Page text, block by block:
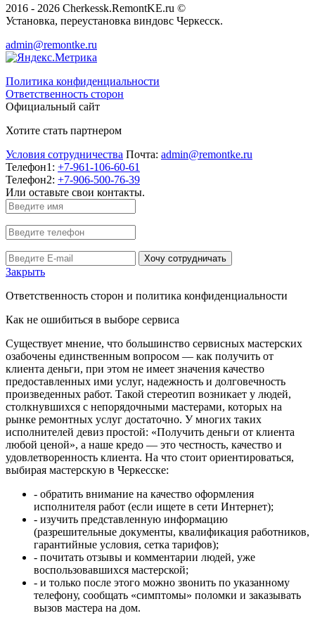
2016 - 2026 Cherkessk.RemontKE.ru ©
Установка, переустановка виндовс Черкесск.
admin@remontke.ru
Политика конфиденциальности
Ответственность сторон
Официальный сайт
Хотите стать партнером
Условия сотрудничества Почта: admin@remontke.ru
Телефон1: +7-961-106-60-61
Телефон2: +7-906-500-76-39
Или оставьте свои контакты.
Хочу сотрудничать
Закрыть
Ответственность сторон и политика конфиденциальности
Как не ошибиться в выборе сервиса
Существует мнение, что большинство сервисных мастерских
озабочены единственным вопросом — как получить от
клиента деньги, при этом не имеет значения качество
предоставленных ими услуг, надежность и долговечность
произведенных работ. Такой стереотип возникает у людей,
столкнувшихся с непорядочными мастерами, которых на
рынке ремонтных услуг достаточно. У многих таких
исполнителей девиз простой: «Получить деньги от клиента
любой ценой», а наше кредо — это честность, качество и
удовлетворенность клиента. На что стоит ориентироваться,
выбирая мастерскую в Черкесске:
- обратить внимание на качество оформления
исполнителя работ (если ищете в сети Интернет);
- изучить представленную информацию
(разрешительные документы, квалификация работников,
гарантийные условия, сетка тарифов);
- почитать отзывы и комментарии людей, уже
воспользовавшихся мастерской;
- и только после этого можно звонить по указанному
телефону, сообщать «симптомы» поломки и заказывать
вызов мастера на дом.